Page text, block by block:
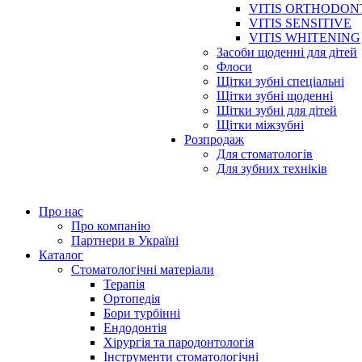
VITIS
VITIS SENSITIVE
VITIS WHITENING
Засоби щоденні для дітей
Флоси
Щітки зубні спеціальні
Щітки зубні щоденні
Щітки зубні для дітей
Щітки міжзубні
Розпродаж
Для стоматологів
Для зубних техніків
Про нас
Про компанію
Партнери в Україні
Каталог
Стоматологічні матеріали
Терапія
Ортопедія
Бори турбінні
Ендодонтія
Хірургія та пародонтологія
Інструменти стоматологічні